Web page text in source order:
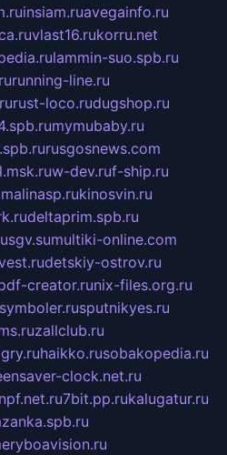
insiam.ruavegainfo.ru
vlast16.rukorru.net
lammin-suo.spb.ru
running-line.ru
rust-loco.rudugshop.ru
mymubaby.ru
rusgosnews.com
w-dev.ruf-ship.ru
malinasp.rukinosvin.ru
deltaprim.spb.ru
sgv.sumultiki-online.com
detskiy-ostrov.ru
creator.runix-files.org.ru
sputnikyes.ru
zallclub.ru
haikko.rusobakopedia.ru
clock.net.ru
npf.net.ru7bit.pp.rukalugatur.ru